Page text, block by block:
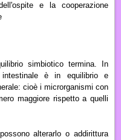
e la cooperazione
simbiotico termina.
In
intestinale è in equilibrio e
cioè i microrganismi con
maggiore rispetto a quelli
alterarlo o addirittura